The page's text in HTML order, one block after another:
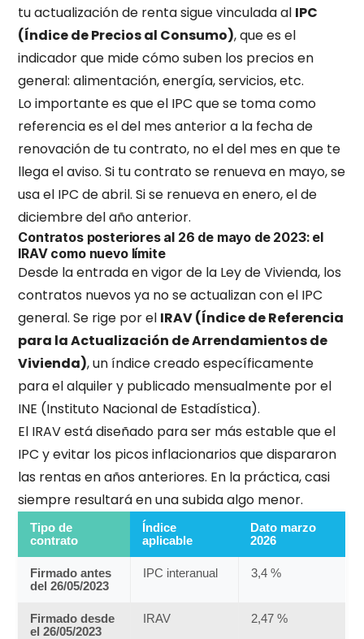
tu actualización de renta sigue vinculada al IPC
(Índice de Precios al Consumo), que es el
indicador que mide cómo suben los precios en
general: alimentación, energía, servicios, etc.
Lo importante es que el IPC que se toma como
referencia es el del mes anterior a la fecha de
renovación de tu contrato, no el del mes en que te
llega el aviso. Si tu contrato se renueva en mayo, se
usa el IPC de abril. Si se renueva en enero, el de
diciembre del año anterior.
Contratos posteriores al 26 de mayo de 2023: el
IRAV como nuevo límite
Desde la entrada en vigor de la Ley de Vivienda, los
contratos nuevos ya no se actualizan con el IPC
general. Se rige por el IRAV (Índice de Referencia
para la Actualización de Arrendamientos de
Vivienda), un índice creado específicamente
para el alquiler y publicado mensualmente por el
INE (Instituto Nacional de Estadística).
El IRAV está diseñado para ser más estable que el
IPC y evitar los picos inflacionarios que dispararon
las rentas en años anteriores. En la práctica, casi
siempre resultará en una subida algo menor.
Tipo de
contrato
Índice
aplicable
Dato marzo
2026
Firmado antes
del 26/05/2023
IPC interanual 3,4 %
Firmado desde
el 26/05/2023
IRAV 2,47 %